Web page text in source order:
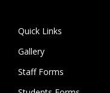
Quick Links
Gallery
Staff Forms